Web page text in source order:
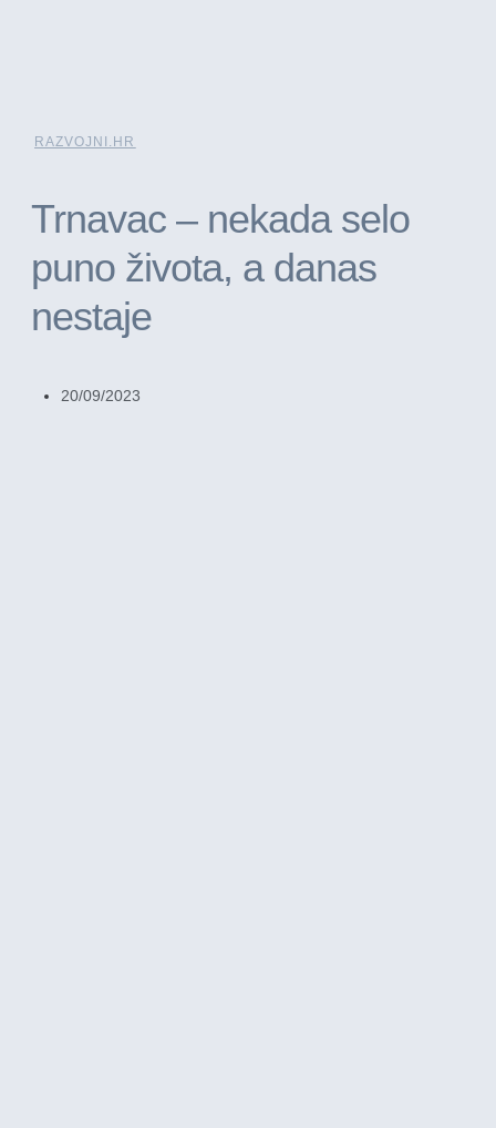
RAZVOJNI.HR
Trnavac – nekada selo
puno života, a danas
nestaje
20/09/2023